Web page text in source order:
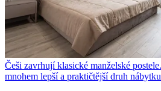
Češi zavrhují klasické manželské
mnohem lepší a praktičtější druh nábytku